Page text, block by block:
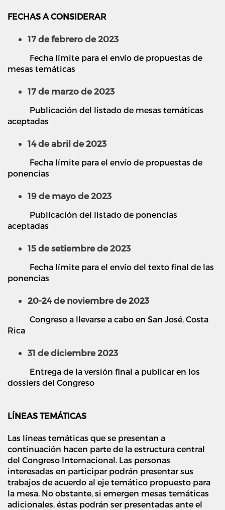
FECHAS A CONSIDERAR
17 de febrero de 2023
Fecha límite para el envío de propuestas de
mesas temáticas
17 de marzo de 2023
Publicación del listado de mesas temáticas
aceptadas
14 de abril de 2023
Fecha límite para el envío de propuestas de
ponencias
19 de mayo de 2023
Publicación del listado de ponencias
aceptadas
15 de setiembre de 2023
Fecha límite para el envío del texto final de las
ponencias
20-24 de noviembre de 2023
Congreso a llevarse a cabo en San José, Costa
Rica
31 de diciembre 2023
Entrega de la versión final a publicar en los
dossiers del Congreso
LÍNEAS TEMÁTICAS
Las líneas temáticas que se presentan a
continuación hacen parte de la estructura central
del Congreso Internacional. Las personas
interesadas en participar podrán presentar sus
trabajos de acuerdo al eje temático propuesto para
la mesa. No obstante, si emergen mesas temáticas
adicionales, éstas podrán ser presentadas ante el